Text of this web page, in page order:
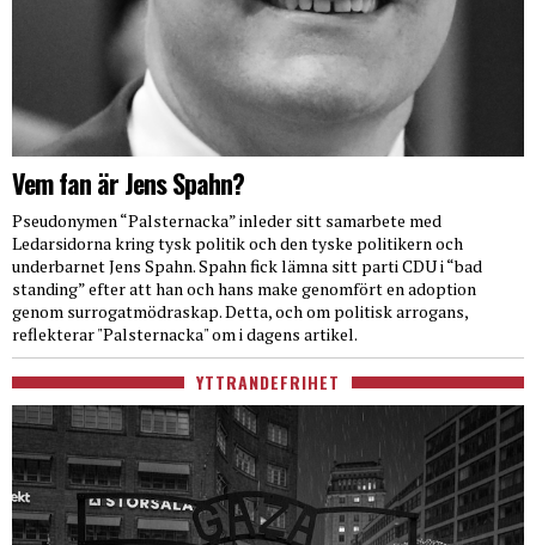
Vem fan är Jens Spahn?
Pseudonymen “Palsternacka” inleder sitt samarbete med
Ledarsidorna kring tysk politik och den tyske politikern och
underbarnet Jens Spahn. Spahn fick lämna sitt parti CDU i “bad
standing” efter att han och hans make genomfört en adoption
genom surrogatmödraskap. Detta, och om politisk arrogans,
reflekterar "Palsternacka" om i dagens artikel.
YTTRANDEFRIHET